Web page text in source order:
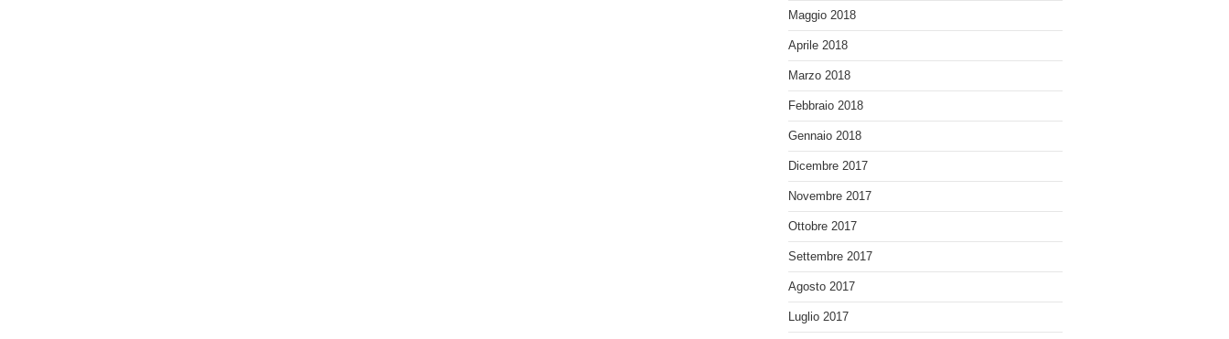
Maggio 2018
Aprile 2018
Marzo 2018
Febbraio 2018
Gennaio 2018
Dicembre 2017
Novembre 2017
Ottobre 2017
Settembre 2017
Agosto 2017
Luglio 2017